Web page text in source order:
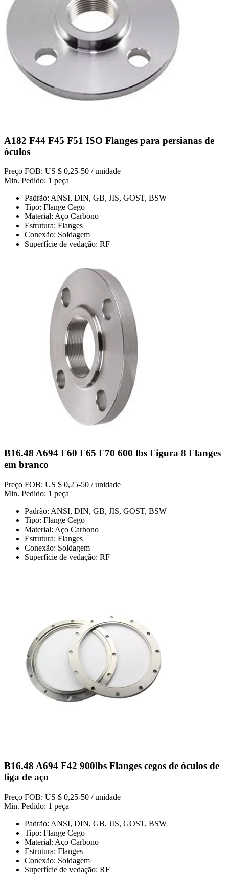
A182 F44 F45 F51 ISO Flanges para persianas de
óculos
Preço FOB: US $ 0,25-50 / unidade
Min. Pedido: 1 peça
Padrão: ANSI, DIN, GB, JIS, GOST, BSW
Tipo: Flange Cego
Material: Aço Carbono
Estrutura: Flanges
Conexão: Soldagem
Superfície de vedação: RF
B16.48 A694 F60 F65 F70 600 lbs Figura 8 Flanges
em branco
Preço FOB: US $ 0,25-50 / unidade
Min. Pedido: 1 peça
Padrão: ANSI, DIN, GB, JIS, GOST, BSW
Tipo: Flange Cego
Material: Aço Carbono
Estrutura: Flanges
Conexão: Soldagem
Superfície de vedação: RF
B16.48 A694 F42 900lbs Flanges cegos de óculos de
liga de aço
Preço FOB: US $ 0,25-50 / unidade
Min. Pedido: 1 peça
Padrão: ANSI, DIN, GB, JIS, GOST, BSW
Tipo: Flange Cego
Material: Aço Carbono
Estrutura: Flanges
Conexão: Soldagem
Superfície de vedação: RF